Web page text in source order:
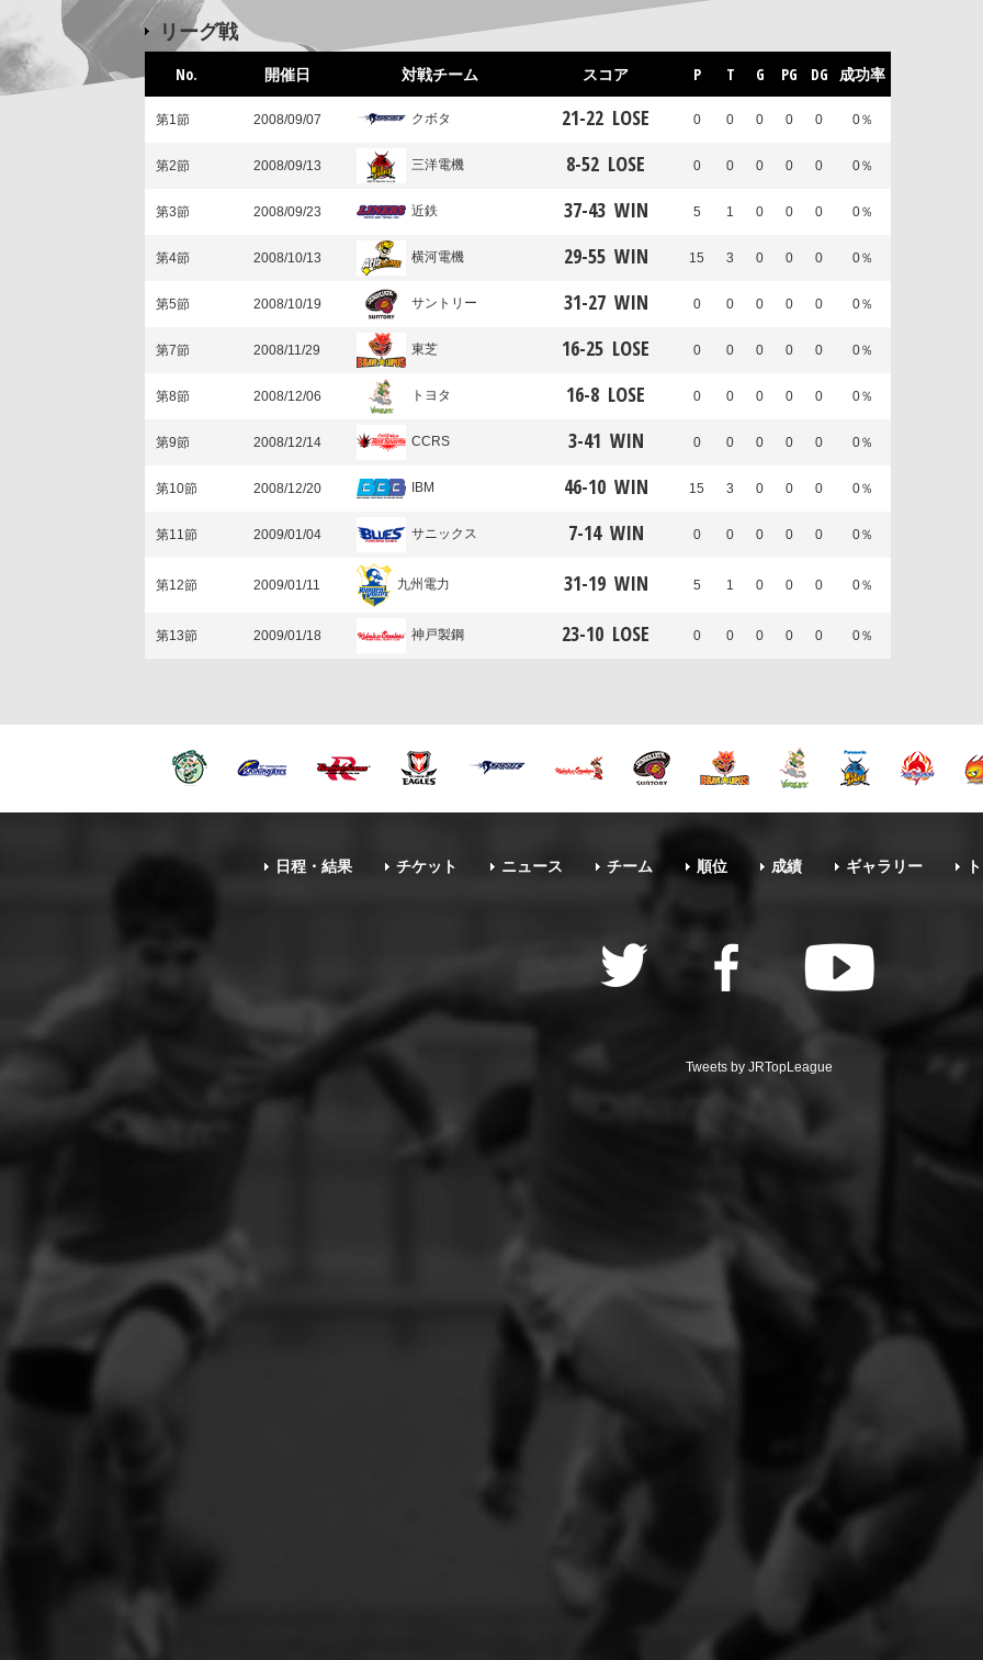
リーグ戦
No. 開催日 対戦チーム スコア P T G PG DG 成功率
第1節 2008/09/07 クボタ 21-22 LOSE 0 0 0 0 0 0％
第2節 2008/09/13 三洋電機 8-52 LOSE 0 0 0 0 0 0％
第3節 2008/09/23 近鉄 37-43 WIN 5 1 0 0 0 0％
第4節 2008/10/13 横河電機 29-55 WIN 15 3 0 0 0 0％
第5節 2008/10/19 サントリー 31-27 WIN 0 0 0 0 0 0％
第7節 2008/11/29 東芝 16-25 LOSE 0 0 0 0 0 0％
第8節 2008/12/06 トヨタ 16-8 LOSE 0 0 0 0 0 0％
第9節 2008/12/14 CCRS 3-41 WIN 0 0 0 0 0 0％
第10節 2008/12/20 IBM 46-10 WIN 15 3 0 0 0 0％
第11節 2009/01/04 サニックス 7-14 WIN 0 0 0 0 0 0％
第12節 2009/01/11 九州電力 31-19 WIN 5 1 0 0 0 0％
第13節 2009/01/18 神戸製鋼 23-10 LOSE 0 0 0 0 0 0％
日程・結果 チケット ニュース チーム 順位 成績 ギャラリー
Tweets by JRTopLeague